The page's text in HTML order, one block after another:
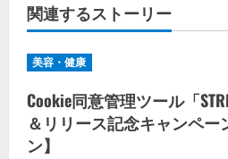
関連するストーリー
美容・健康
Cookie同意管理ツール「
＆リリース記念キャンペー
ン】